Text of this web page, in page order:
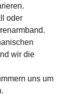
oder
wir die
uns um